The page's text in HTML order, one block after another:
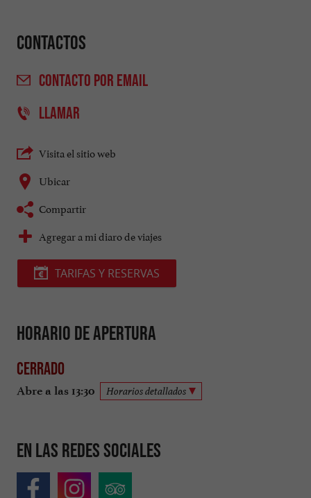
Contactos
CONTACTO POR EMAIL
LLAMAR
Visita el sitio web
Ubicar
Compartir
Agregar a mi diaro de viajes
TARIFAS Y RESERVAS
Horario de apertura
Cerrado
Abre a las 13:30 Horarios detallados
En las redes sociales